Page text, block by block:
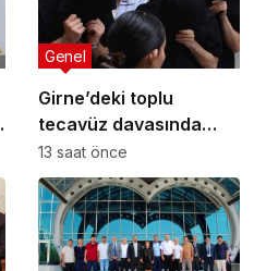
Girne’deki toplu
tecavüz davasında
karar: 5 sanığa toplam
55 yıl hapis
Genel
13 saat önce